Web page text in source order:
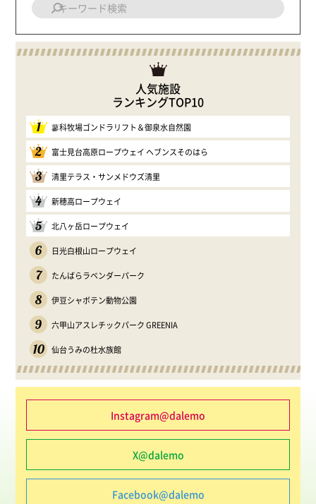
人気施設
ランキングTOP10
1 蓼科牧場ゴンドラリフト＆御泉水自然園
2 富士見台高原ロープウェイ ヘブンスそのはら
3 清里テラス・サンメドウズ清里
4 新穂高ロープウェイ
5 北八ヶ岳ロープウェイ
6 日光白根山ロープウェイ
7 たんばらラベンダーパーク
8 伊豆シャボテン動物公園
9 六甲山アスレチックパーク GREENIA
10 仙台うみの杜水族館
Instagram@dalemo
X@dalemo
Facebook@dalemo